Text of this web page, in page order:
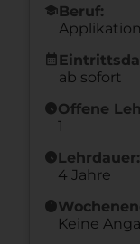
schoolBeruf:
calendar_month
ab sofort
scheduleOffene
1
scheduleLehrdauer:
4 Jahre
info
Keine